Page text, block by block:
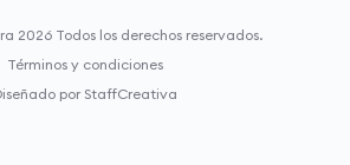
2026 Todos los derechos reservados.
Términos y condiciones
por StaffCreativa